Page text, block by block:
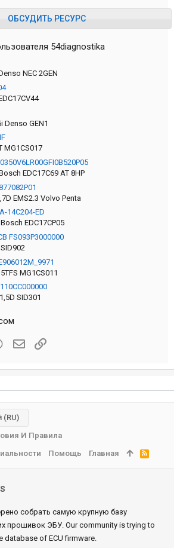
ОБСУДИТЬ РЕСУРС
54diagnostika
NEC 2GEN
Denso GEN1
MG1CS017
EDC17C69 AT 8HP
EMS2.3 Volvo Penta
14C204-ED
EDC17CP05
FS093P3000000
MG1CS011
SID301
WhatsAppЭлектронная почта
Ссылка
собрать самую крупную базу
прошивок ЭБУ. Our community is trying to
of ECU firmware.
(RU)
И Правила
Помощь Главная
R